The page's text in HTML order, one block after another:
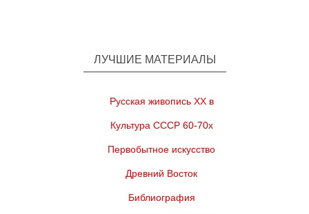
ЛУЧШИЕ МАТЕРИАЛЫ
Русская живопись XX в
Культура СССР 60-70х
Первобытное искусство
Древний Восток
Библиография